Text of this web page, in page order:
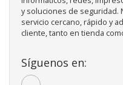
y soluciones de seguridad.
servicio cercano, rápido y
cliente, tanto en tienda
Síguenos en: